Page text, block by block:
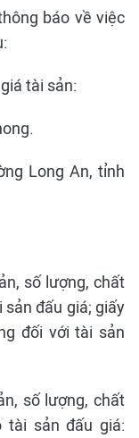
báo về việc
tài sản:
Long An, tỉnh
số lượng, chất
sản đấu giá; giấy
đối với tài sản
số lượng, chất
tài sản đấu giá: